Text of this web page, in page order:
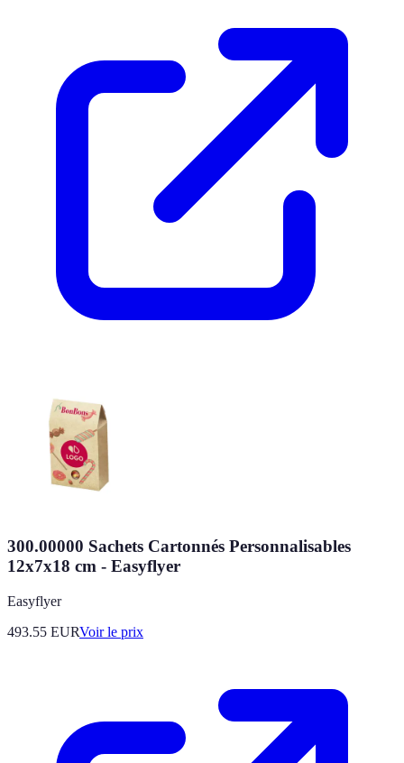
300.00000 Sachets Cartonnés Personnalisables
12x7x18 cm - Easyflyer
Easyflyer
493.55 EURVoir le prix